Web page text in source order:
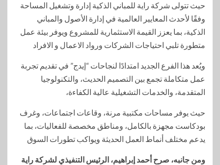
حيث تتولى شركة راية للمباني الذكية إدارة وتشغيل المساحة
وفقًا لأحدث المعايير العالمية في إدارة الأصول والمباني
الذكية، بما يعزز القيمة الاستثمارية للمشروع ويوفر بيئة عمل
متطورة تلبي احتياجات الشركات ورواد الاعمال و الافراد
ويُعد هذا الفرع الجديد امتدادًا لنجاحات “إيدج” في تقديم تجربة
عمل متكاملة تجمع بين التصميم الحديث، والتكنولوجيا
المتقدمة، والخدمات التشغيلية عالية الكفاءة،
حيث يوفر مساحات مكتبية مرنة، وقاعات اجتماعات، وغرف
بودكاست مجهزة بالكامل، ومناطق مخصصة للفعاليات، بما
يدعم مختلف أنماط العمل الحديثة ويواكب تطورات السوق
ومن جانبه، صرح أحمد إبراهيم، الرئيس التنفيذي لشركة راية